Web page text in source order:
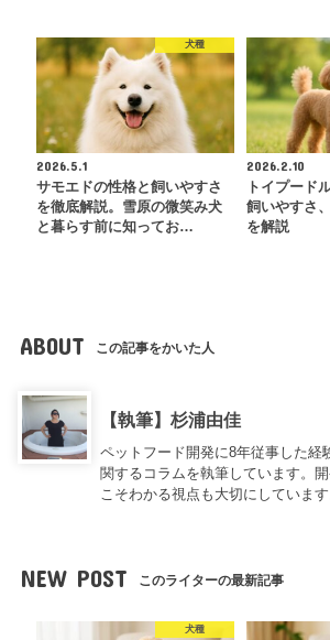
犬種
2026.5.1
サモエドの性格と飼いやすさ
を徹底解説。雪原の微笑み犬
と暮らす前に知ってお…
2026.2.10
トイプード
飼いやすさ
を解説
ABOUT この記事をかいた人
【執筆】杉浦由佳
ペットフード開発に8年従事した経
関するコラムを執筆しています。
こそわかる視点も大切にしています
NEW POST このライターの最新記事
犬種